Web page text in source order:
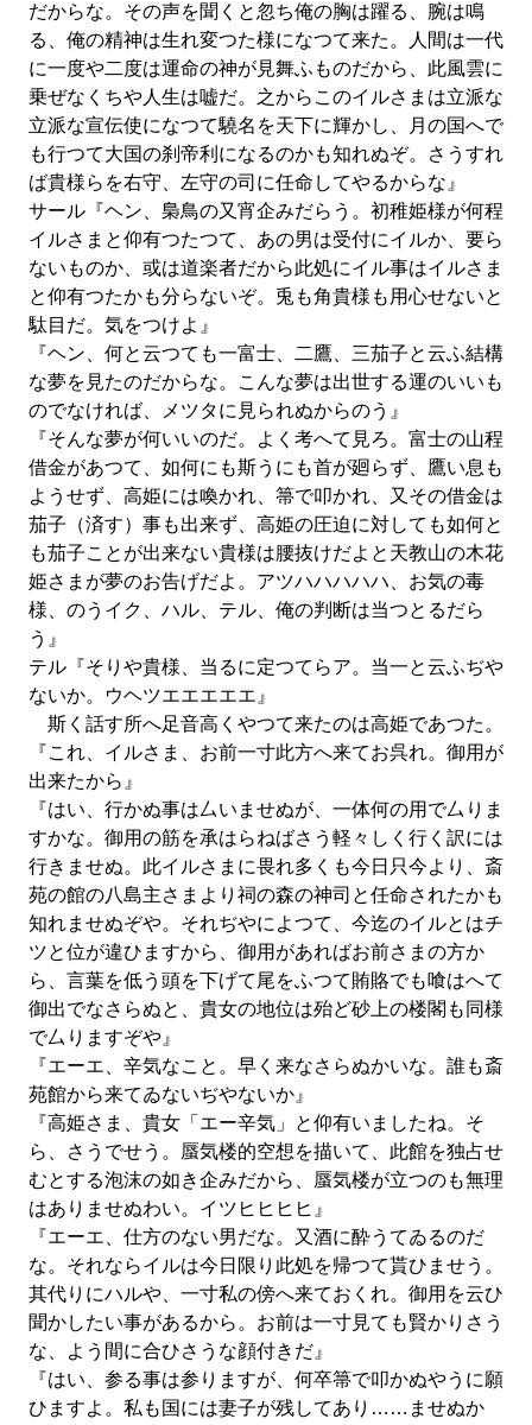
だからな。その声を聞くと忽ち俺の胸は躍る、腕は鳴
る、俺の精神は生れ変つた様になつて来た。人間は一代
に一度や二度は運命の神が見舞ふものだから、此風雲に
乗ぜなくちや人生は嘘だ。之からこのイルさまは立派な
立派な宣伝使になつて驍名を天下に輝かし、月の国へで
も行つて大国の刹帝利になるのかも知れぬぞ。さうすれ
ば貴様らを右守、左守の司に任命してやるからな』
サール『ヘン、梟鳥の又宵企みだらう。初稚姫様が何程
イルさまと仰有つたつて、あの男は受付にイルか、要ら
ないものか、或は道楽者だから此処にイル事はイルさま
と仰有つたかも分らないぞ。兎も角貴様も用心せないと
駄目だ。気をつけよ』
『ヘン、何と云つても一富士、二鷹、三茄子と云ふ結構
な夢を見たのだからな。こんな夢は出世する運のいいも
のでなければ、メツタに見られぬからのう』
『そんな夢が何いいのだ。よく考へて見ろ。富士の山程
借金があつて、如何にも斯うにも首が廻らず、鷹い息も
ようせず、高姫には喚かれ、箒で叩かれ、又その借金は
茄子（済す）事も出来ず、高姫の圧迫に対しても如何と
も茄子ことが出来ない貴様は腰抜けだよと天教山の木花
姫さまが夢のお告げだよ。アツハハハハハ、お気の毒
様、のうイク、ハル、テル、俺の判断は当つとるだら
う』
テル『そりや貴様、当るに定つてらア。当一と云ふぢや
ないか。ウヘツエエエエエ』
斯く話す所へ足音高くやつて来たのは高姫であつた。
『これ、イルさま、お前一寸此方へ来てお呉れ。御用が
出来たから』
『はい、行かぬ事は厶いませぬが、一体何の用で厶りま
すかな。御用の筋を承はらねばさう軽々しく行く訳には
行きませぬ。此イルさまに畏れ多くも今日只今より、斎
苑の館の八島主さまより祠の森の神司と任命されたかも
知れませぬぞや。それぢやによつて、今迄のイルとはチ
ツと位が違ひますから、御用があればお前さまの方か
ら、言葉を低う頭を下げて尾をふつて賄賂でも喰はへて
御出でなさらぬと、貴女の地位は殆ど砂上の楼閣も同様
で厶りますぞや』
『エーエ、辛気なこと。早く来なさらぬかいな。誰も斎
苑館から来てゐないぢやないか』
『高姫さま、貴女「エー辛気」と仰有いましたね。そ
ら、さうでせう。蜃気楼的空想を描いて、此館を独占せ
むとする泡沫の如き企みだから、蜃気楼が立つのも無理
はありませぬわい。イツヒヒヒヒ』
『エーエ、仕方のない男だな。又酒に酔うてゐるのだ
な。それならイルは今日限り此処を帰つて貰ひませう。
其代りにハルや、一寸私の傍へ来ておくれ。御用を云ひ
聞かしたい事があるから。お前は一寸見ても賢かりさう
な、よう間に合ひさうな顔付きだ』
『はい、参る事は参りますが、何卒箒で叩かぬやうに願
ひますよ。私も国には妻子が残してあり……ませぬか